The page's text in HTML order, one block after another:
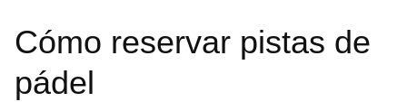
Cómo reservar pistas de
pádel